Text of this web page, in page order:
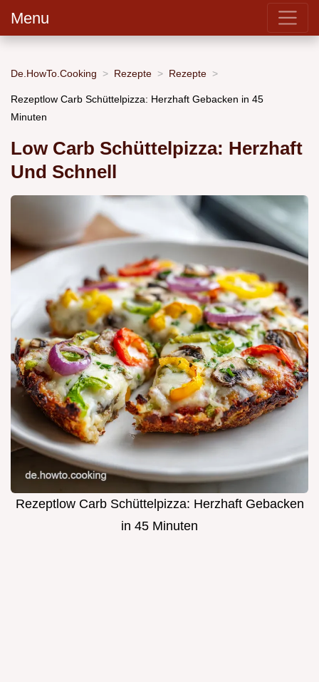
Menu
De.HowTo.Cooking Rezepte Rezepte
Rezeptlow Carb Schüttelpizza: Herzhaft Gebacken in 45
Minuten
Low Carb Schüttelpizza: Herzhaft
Und Schnell
Rezeptlow Carb Schüttelpizza: Herzhaft Gebacken
in 45 Minuten